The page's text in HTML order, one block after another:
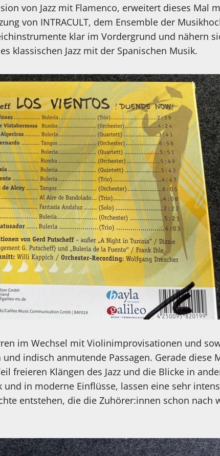
von Jazz mit Flamenco, erweitert dieses Mal
von INTRACULT, dem Ensemble der
klar im Vordergrund und nähern
klassischen Jazz mit der Spanischen Musik.
im Wechsel mit Violinimprovisationen und
indisch anmutende Passagen. Gerade diese
freieren Klängen des Jazz und die Blicke in
und in moderne Einflüsse, lassen eine sehr
entstehen, die die Zuhörer:innen schon nach